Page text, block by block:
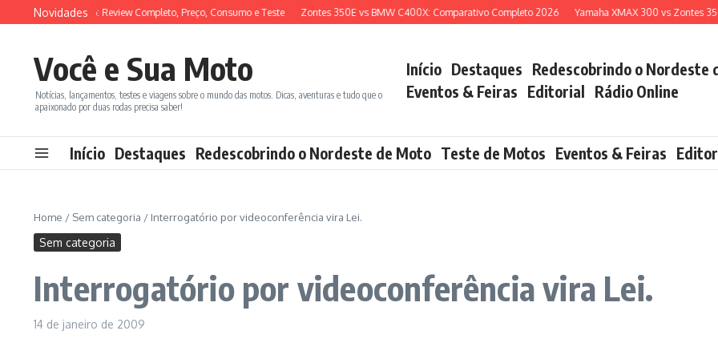
Ir para o conteúdo
Novidades
ADX 150 2026: Review Completo, Preço, Consumo e Teste Zontes 350E vs BMW C400X: Comparativo Completo 2026 Yamaha XMAX 300 vs Zontes
Você e Sua Moto
Notícias, lançamentos, testes e viagens sobre o mundo das motos. Dicas, aventuras e tudo que o
apaixonado por duas rodas precisa saber!
Início Destaques Redescobrindo o Nordeste
Eventos & Feiras Editorial Rádio Online
Início Destaques Redescobrindo o Nordeste de Moto Teste de Motos Eventos & Feiras
Home / Sem categoria / Interrogatório por videoconferência vira Lei.
Sem categoria
Interrogatório por videoconferência vira Lei.
14 de janeiro de 2009